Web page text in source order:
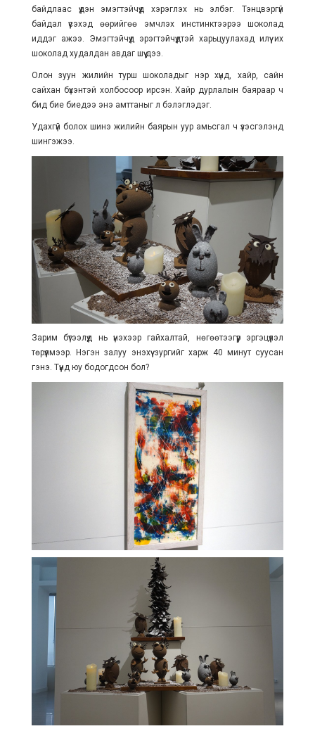
байдлаас үүдэн эмэгтэйчүүд хэрэглэх нь элбэг. Тэнцвэргүй
байдал үүсэхэд өөрийгөө эмчлэх инстинктээрээ шоколад
иддэг ажээ. Эмэгтэйчүүд эрэгтэйчүүдтэй харьцуулахад илүү их
шоколад худалдан авдаг шүү дээ.
Олон зуун жилийн турш шоколадыг нэр хүнд, хайр, сайн
сайхан бүхэнтэй холбосоор ирсэн. Хайр дурлалын баяраар ч
бид бие биедээ энэ амттаныг л бэлэглэдэг.
Удахгүй болох шинэ жилийн баярын уур амьсгал ч үзэсгэлэнд
шингэжээ.
Зарим бүтээлүүд нь үнэхээр гайхалтай, нөгөөтээгүүр эргэцүүлэл
төрүүлмээр. Нэгэн залуу энэхүү зургийг харж 40 минут суусан
гэнэ. Түүнд юу бодогдсон бол?